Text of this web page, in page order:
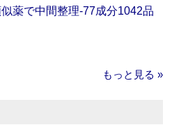
薬で中間整理‐77成分1042品
もっと見る »